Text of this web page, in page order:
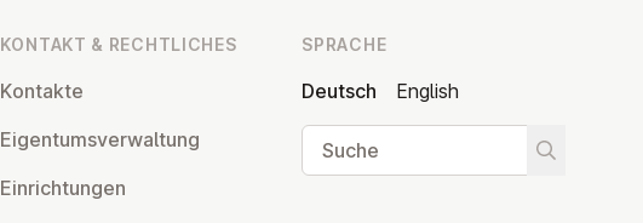
KONTAKT & RECHT­LI­CHES
Kontakte
Ei­gen­tums­ver­wal­tung
Ein­rich­tun­gen
SPRACHE
Deutsch
English
Suche
Suche